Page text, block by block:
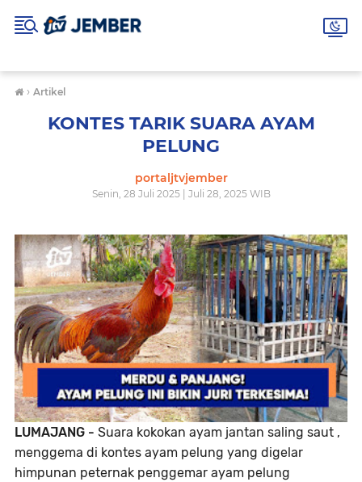
› Artikel
KONTES TARIK SUARA AYAM
PELUNG
portaljtvjember
Senin, 28 Juli 2025 | Juli 28, 2025 WIB
LUMAJANG - Suara kokokan ayam jantan saling saut ,
menggema di kontes ayam pelung yang digelar
himpunan peternak penggemar ayam pelung